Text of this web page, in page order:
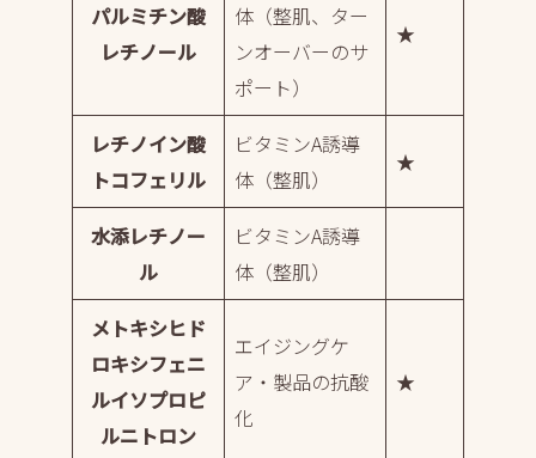
パルミチン酸
レチノール
体（整肌、ター
ンオーバーのサ
ポート）
★
レチノイン酸
トコフェリル
ビタミンA誘導
体（整肌）
★
水添レチノー
ル
ビタミンA誘導
体（整肌）
メトキシヒド
ロキシフェニ
ルイソプロピ
ルニトロン
エイジングケ
ア・製品の抗酸
化
★